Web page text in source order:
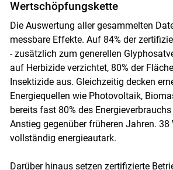
Wertschöpfungskette
Die Auswertung aller gesammelten
messbare Effekte. Auf 84% der
- zusätzlich zum generellen
auf Herbizide verzichtet, 80% der
Insektizide aus. Gleichzeitig decken
Energiequellen wie Photovoltaik,
bereits fast 80% des
Anstieg gegenüber früheren Jahren. 38
vollständig energieautark.
Darüber hinaus setzen zertifizierte